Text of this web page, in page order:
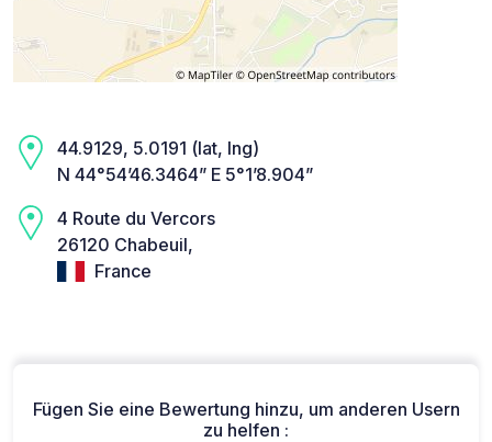
44.9129, 5.0191 (lat, lng)
N 44°54’46.3464” E 5°1’8.904”
4 Route du Vercors
26120 Chabeuil,
France
Fügen Sie eine Bewertung hinzu, um anderen Usern
zu helfen :